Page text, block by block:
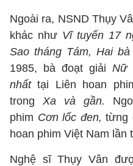
Ngoài ra, NSND Thụy
khác như Vĩ tuyến 17
Sao tháng Tám, Hai
1985, bà đoạt giảiNữ
nhấttại Liên hoan
trongXa và gần.
phim Cơn lốc đen, từng
hoan phim Việt Nam lần
Nghệ sĩ Thụy Vân